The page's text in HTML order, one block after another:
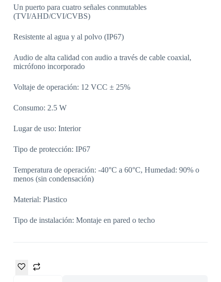
Un puerto para cuatro señales conmutables
(TVI/AHD/CVI/CVBS)
Resistente al agua y al polvo (IP67)
Audio de alta calidad con audio a través de cable coaxial,
micrófono incorporado
Voltaje de operación: 12 VCC ± 25%
Consumo: 2.5 W
Lugar de uso: Interior
Tipo de protección: IP67
Temperatura de operación: -40°C a 60°C, Humedad: 90% o
menos (sin condensación)
Material: Plastico
Tipo de instalación: Montaje en pared o techo